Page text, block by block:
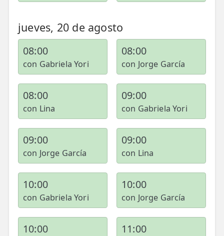
jueves, 20 de agosto
08:00
con Gabriela Yori
08:00
con Jorge García
08:00
con Lina
09:00
con Gabriela Yori
09:00
con Jorge García
09:00
con Lina
10:00
con Gabriela Yori
10:00
con Jorge García
10:00 11:00